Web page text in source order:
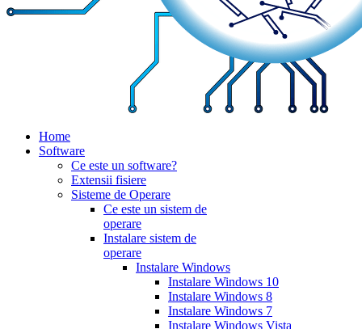
Home
Software
Ce este un software?
Extensii fisiere
Sisteme de Operare
Ce este un sistem de
operare
Instalare sistem de
operare
Instalare Windows
Instalare Windows 10
Instalare Windows 8
Instalare Windows 7
Instalare Windows Vista